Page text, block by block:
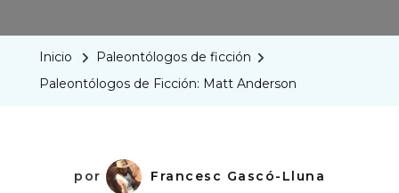
Inicio
Paleontólogos de ficción
Paleontólogos de Ficción: Matt Anderson
por Francesc Gascó-Lluna